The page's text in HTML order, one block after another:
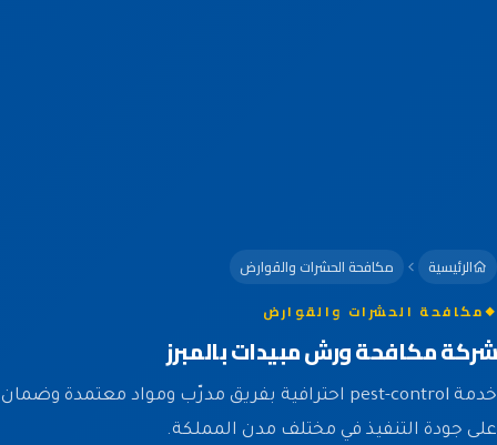
الرئيسية مكافحة الحشرات والقوارض
مكافحة الحشرات والقوارض
شركة مكافحة ورش مبيدات بالمبرز
خدمة pest-control احترافية بفريق مدرّب ومواد معتمدة وضمان
على جودة التنفيذ في مختلف مدن المملكة.